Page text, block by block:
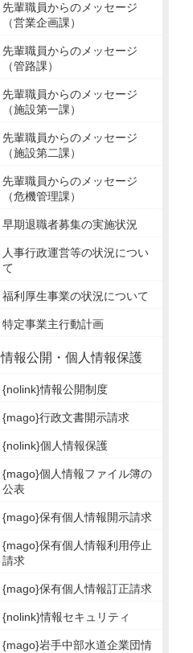
先輩職員からのメッセージ
（営業企画課）
先輩職員からのメッセージ
（管路課）
先輩職員からのメッセージ
（施設第一課）
先輩職員からのメッセージ
（施設第二課）
先輩職員からのメッセージ
（危機管理課）
早期退職者募集の実施状況
人事行政運営等の状況につい
て
福利厚生事業の状況について
特定事業主行動計画
情報公開・個人情報保護
{nolink}情報公開制度
{mago}行政文書開示請求
{nolink}個人情報保護
{mago}個人情報ファイル簿の
公表
{mago}保有個人情報開示請求
{mago}保有個人情報利用停止
請求
{mago}保有個人情報訂正請求
{nolink}情報セキュリティ
{mago}岩手中部水道企業団情